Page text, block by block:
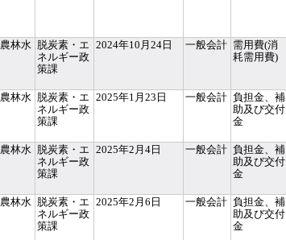
林水 脱炭素・エ
ネルギー政
策課
2024年10月24日 一般会計 需用費(消
耗需用費)
林水 脱炭素・エ
ネルギー政
策課
2025年1月23日 一般会計 負担金、補
助及び交付
金
林水 脱炭素・エ
ネルギー政
策課
2025年2月4日 一般会計 負担金、補
助及び交付
金
林水 脱炭素・エ
ネルギー政
策課
2025年2月6日 一般会計 負担金、補
助及び交付
金